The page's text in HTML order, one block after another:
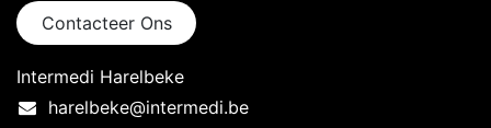
Contacteer Ons
Intermedi Harelbeke
harelbeke@intermedi.be